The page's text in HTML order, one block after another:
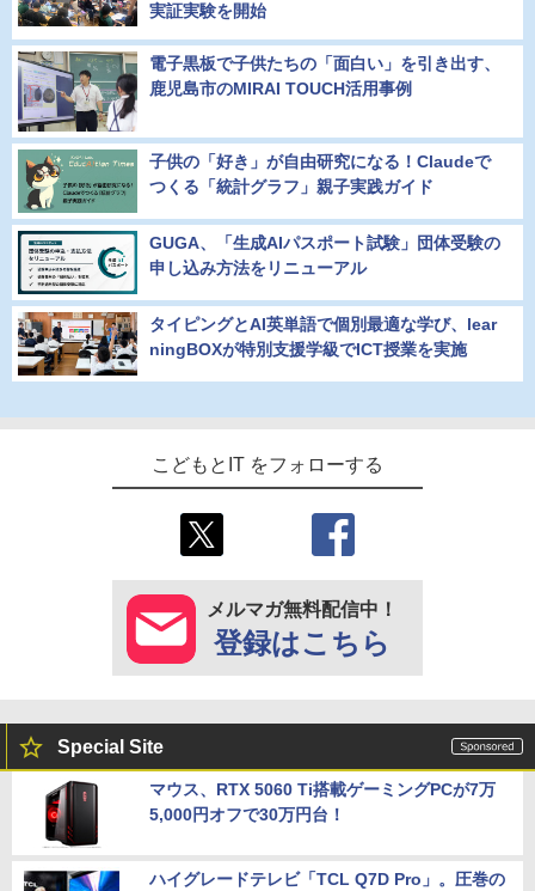
実証実験を開始
電子黒板で子供たちの「面白い」を引き出す、
鹿児島市のMIRAI TOUCH活用事例
子供の「好き」が自由研究になる！Claudeで
つくる「統計グラフ」親子実践ガイド
GUGA、「生成AIパスポート試験」団体受験の
申し込み方法をリニューアル
タイピングとAI英単語で個別最適な学び、lear
ningBOXが特別支援学級でICT授業を実施
こどもとIT をフォローする
メルマガ無料配信中！
登録はこちら
Special Site
マウス、RTX 5060 Ti搭載ゲーミングPCが7万
5,000円オフで30万円台！
ハイグレードテレビ「TCL Q7D Pro」。圧巻の